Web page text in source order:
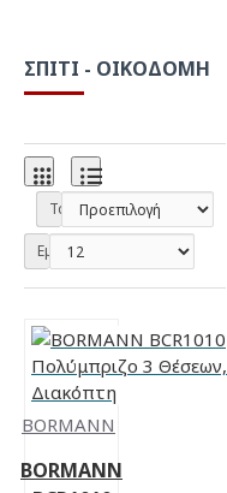
NAKAYAMA
ΣΠΊΤΙ - ΟΙΚΟΔΟΜΉ
Ταξινόμηση
Εμφάνιση:
BORMANN
BORMANN